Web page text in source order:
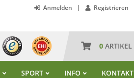
Anmelden Registrieren
0 ARTIKEL
SPORT INFO KONTAKT